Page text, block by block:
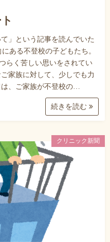
」という記事を読んでいた
ある不登校の子どもたち。
らく苦しい思いをされてい
家族に対して、少しでも力
、ご家族が不登校の…
続きを読む
クリニック新聞